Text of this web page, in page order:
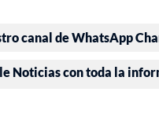
canal de WhatsApp
Noticias con toda la